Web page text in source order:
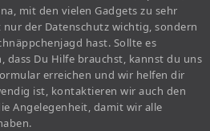
mit den vielen Gadgets zu sehr
der Datenschutz wichtig, sondern
hast. Sollte es
dass Du Hilfe brauchst, kannst du uns
erreichen und wir helfen dir
ist, kontaktieren wir auch den
Angelegenheit, damit wir alle